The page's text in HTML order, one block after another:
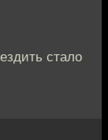
стало